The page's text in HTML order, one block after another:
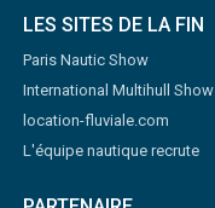
LES SITES DE LA FIN
Paris Nautic Show
International Multihull Show
location-fluviale.com
L'équipe nautique recrute